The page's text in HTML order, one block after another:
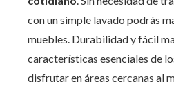
con un simple lavado podrás
muebles. Durabilidad y fácil
características esenciales de
disfrutar en áreas cercanas al